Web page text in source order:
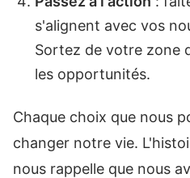
s'alignent avec vos
Sortez de votre zone
les opportunités.
Chaque choix que nous
changer notre vie.
nous rappelle que nous